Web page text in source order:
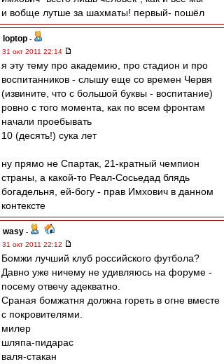
и вобще лутше за шахматы! первый- пошёл
loptop -
31 окт 2011 22:14
я эту тему про академию, про стадион и про
воспитанников - слышу еще со времен Червя
(извините, что с большой буквы - воспитание)
ровно с того момента, как по всем фронтам
начали проебывать
10 (десять!) сука лет
ну прямо не Спартак, 21-кратный чемпион
страны, а какой-то Реал-Сосьедад блядь
богадельня, ей-богу - прав Имхович в данном
контексте
wasy -
31 окт 2011 22:12
Бомжи лучший клуб российского футбола?
Давно уже ничему не удивляюсь на форуме -
посему отвечу адекватно.
Сраная бомжатня должна гореть в огне вместе
с покровителями.
милер
шляпа-пидарас
валя-стакан